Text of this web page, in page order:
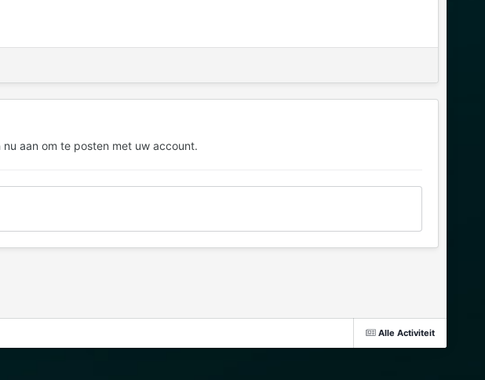
nu aan om te posten met uw account.
Alle Activiteit